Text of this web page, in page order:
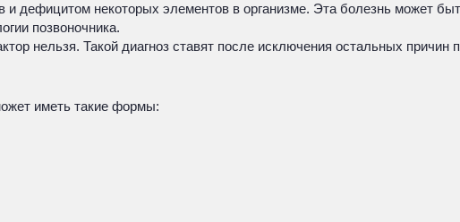
дефицитом некоторых элементов в организме. Эта болезнь может
позвоночника.
нельзя. Такой диагноз ставят после исключения остальных причин
иметь такие формы: